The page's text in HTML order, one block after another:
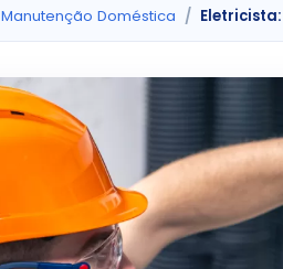
Manutenção Doméstica